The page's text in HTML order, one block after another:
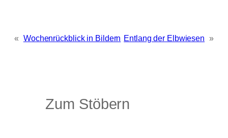
« Wochenrückblick in Bildern Entlang der Elbwiesen »
Zum Stöbern